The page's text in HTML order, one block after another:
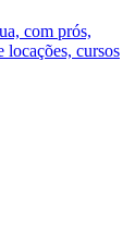
com prós,
locações, cursos